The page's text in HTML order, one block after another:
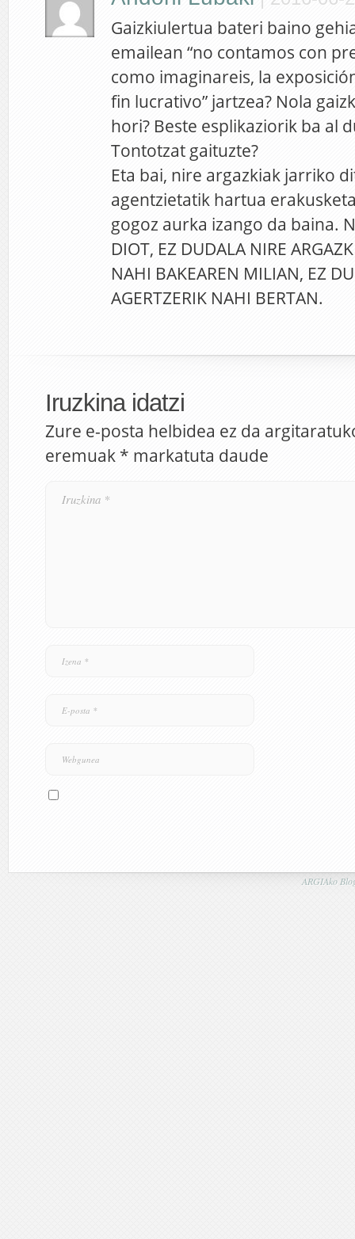
Gaizkiulertua bateri baino
emailean “no contamos con
como imaginareis, la
fin lucrativo” jartzea? Nola
hori? Beste esplikaziorik ba al
Tontotzat gaituzte?
Eta bai, nire argazkiak jarriko
agentzietatik hartua
gogoz aurka izango da baina.
DIOT, EZ DUDALA NIRE
NAHI BAKEAREN MILIAN, EZ
AGERTZERIK NAHI BERTAN.
Iruzkina idatzi
Zure e-posta helbidea ez da
eremuak * markatuta daude
ARGIAko